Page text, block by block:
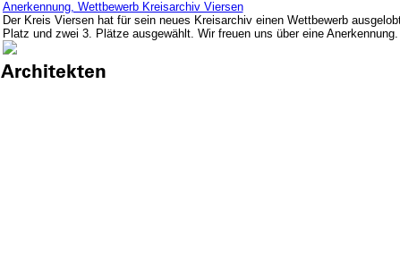
Architekten
Anerkennung, Wettbewerb Kreisarchiv Viersen
Der Kreis Viersen hat für sein neues Kreisarchiv einen Wettbewerb
Platz und zwei 3. Plätze ausgewählt. Wir freuen uns über eine Anerkennung.